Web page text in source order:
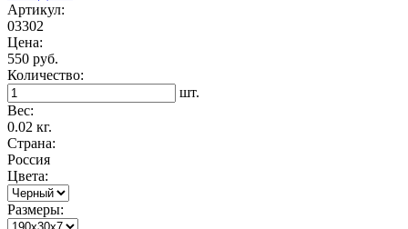
Артикул:
03302
Цена:
550 руб.
Количество:
шт.
Вес:
0.02 кг.
Страна:
Россия
Цвета:
Размеры: